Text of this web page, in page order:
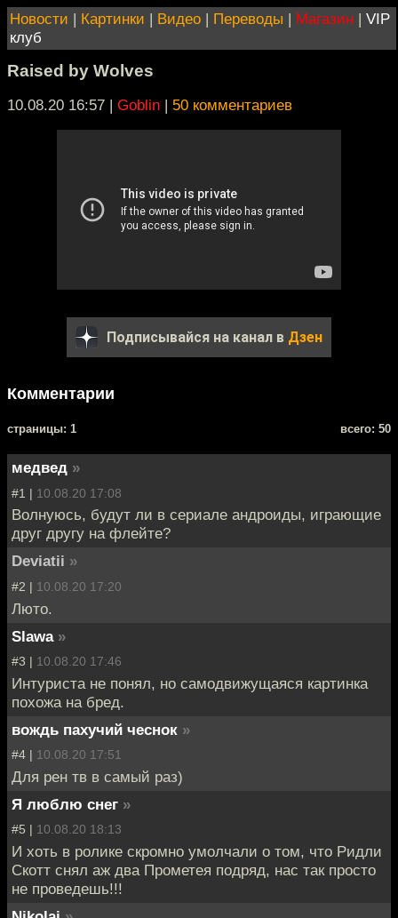
Новости | Картинки | Видео | Переводы | Магазин | VIP
клуб
Raised by Wolves
10.08.20 16:57 | Goblin | 50 комментариев
Подписывайся на канал в Дзен
Комментарии
cтраницы: 1 всего: 50
медвед »
#1 | 10.08.20 17:08
Волнуюсь, будут ли в сериале андроиды, играющие
друг другу на флейте?
Deviatii »
#2 | 10.08.20 17:20
Люто.
Slawa »
#3 | 10.08.20 17:46
Интуриста не понял, но самодвижущаяся картинка
похожа на бред.
вождь пахучий чеснок »
#4 | 10.08.20 17:51
Для рен тв в самый раз)
Я люблю снег »
#5 | 10.08.20 18:13
И хоть в ролике скромно умолчали о том, что Ридли
Скотт снял аж два Прометея подряд, нас так просто
не проведешь!!!